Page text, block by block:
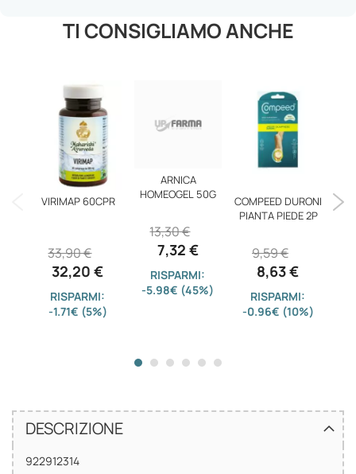
TI CONSIGLIAMO ANCHE
VIRIMAP 60CPR
32,20 €
33,90 €
RISPARMI:
-1.71€ (5%)
ARNICA
HOMEOGEL 50G
7,32 €
13,30 €
RISPARMI:
-5.98€ (45%)
COMPEED DURONI
PIANTA PIEDE 2P
8,63 €
9,59 €
RISPARMI:
-0.96€ (10%)
DESCRIZIONE
922912314